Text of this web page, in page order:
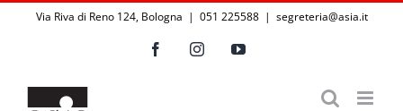
Via Riva di Reno 124, Bologna | 051 225588 | segreteria@asia.it
FacebookInstagramYouTube